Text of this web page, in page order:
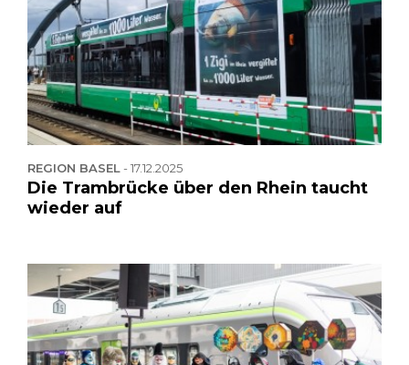
REGION BASEL-17.12.2025
Die Trambrücke über den Rhein taucht
wieder auf